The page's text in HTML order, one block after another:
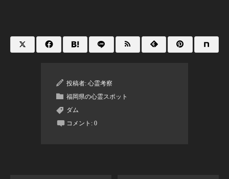
投稿者: 心霊考察
福岡県の心霊スポット
ダム
コメント: 0